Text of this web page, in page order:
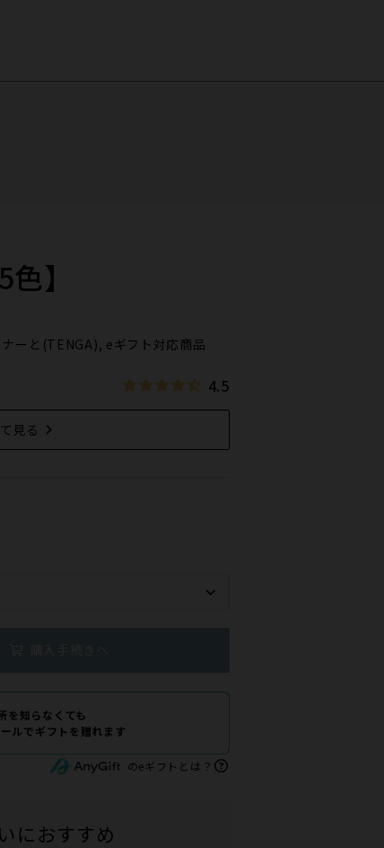
】
ーと(TENGA), eギフト対応商品
4.5
見る
を知らなくても
ルでギフトを贈れます
のeギフトとは？
におすすめ